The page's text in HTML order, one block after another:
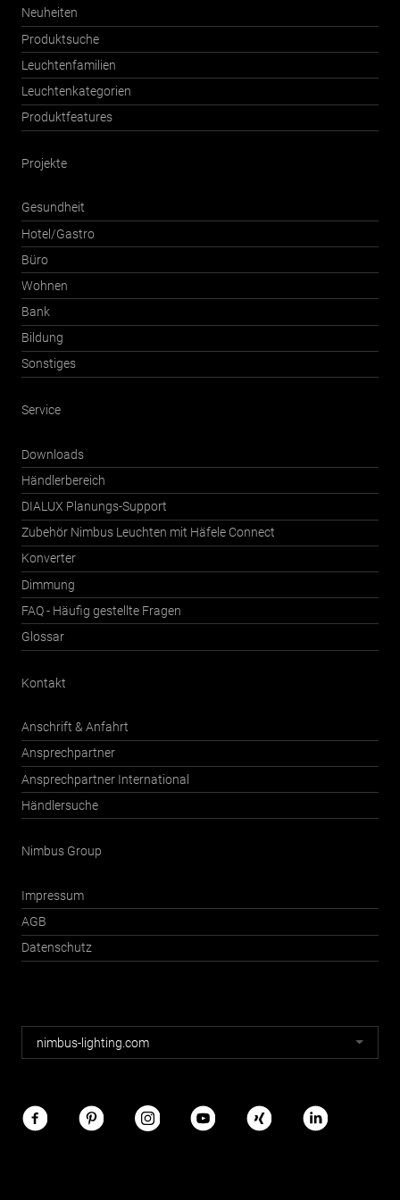
Neuheiten
Produktsuche
Leuchtenfamilien
Leuchtenkategorien
Produktfeatures
Projekte
Gesundheit
Hotel/Gastro
Büro
Wohnen
Bank
Bildung
Sonstiges
Service
Downloads
Händlerbereich
DIALUX Planungs-Support
Zubehör Nimbus Leuchten mit Häfele Connect
Konverter
Dimmung
FAQ - Häufig gestellte Fragen
Glossar
Kontakt
Anschrift & Anfahrt
Ansprechpartner
Ansprechpartner International
Händlersuche
Nimbus Group
Impressum
AGB
Datenschutz
Nimbus
Webseiten
nimbus-lighting.com
Nimbus
im